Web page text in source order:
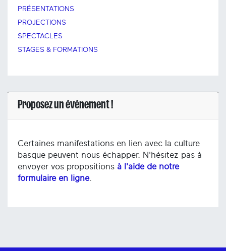
PRÉSENTATIONS
PROJECTIONS
SPECTACLES
STAGES & FORMATIONS
Proposez un événement !
Certaines manifestations en lien avec la culture
basque peuvent nous échapper. N'hésitez pas à
envoyer vos propositions à l'aide de notre
formulaire en ligne.